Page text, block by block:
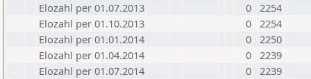
Elozahl per 01.07.2013
0 2254
Elozahl per 01.10.2013
0 2254
Elozahl per 01.01.2014
0 2250
Elozahl per 01.04.2014
0 2239
Elozahl per 01.07.2014
0 2239